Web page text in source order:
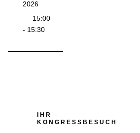
2026
15:00
- 15:30
IHR
KONGRESSBESUCH